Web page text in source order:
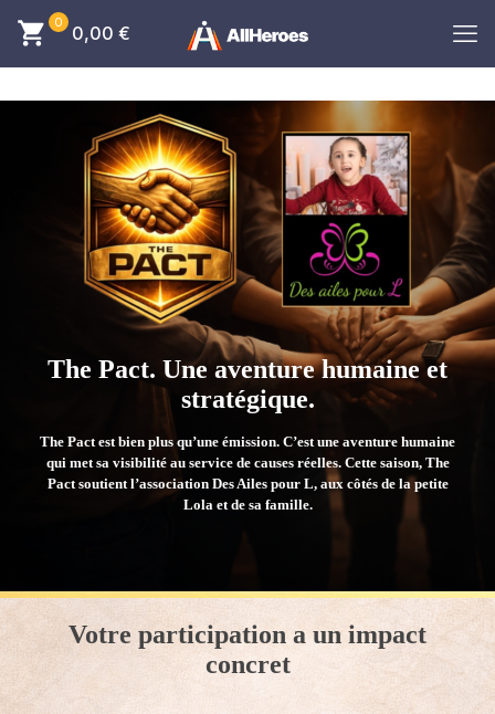
0 0,00 €
The Pact. Une aventure humaine et
stratégique.
The Pact est bien plus qu’une émission. C’est une aventure humaine
qui met sa visibilité au service de causes réelles. Cette saison, The
Pact soutient l’association Des Ailes pour L, aux côtés de la petite
Lola et de sa famille.
Votre participation a un impact
concret